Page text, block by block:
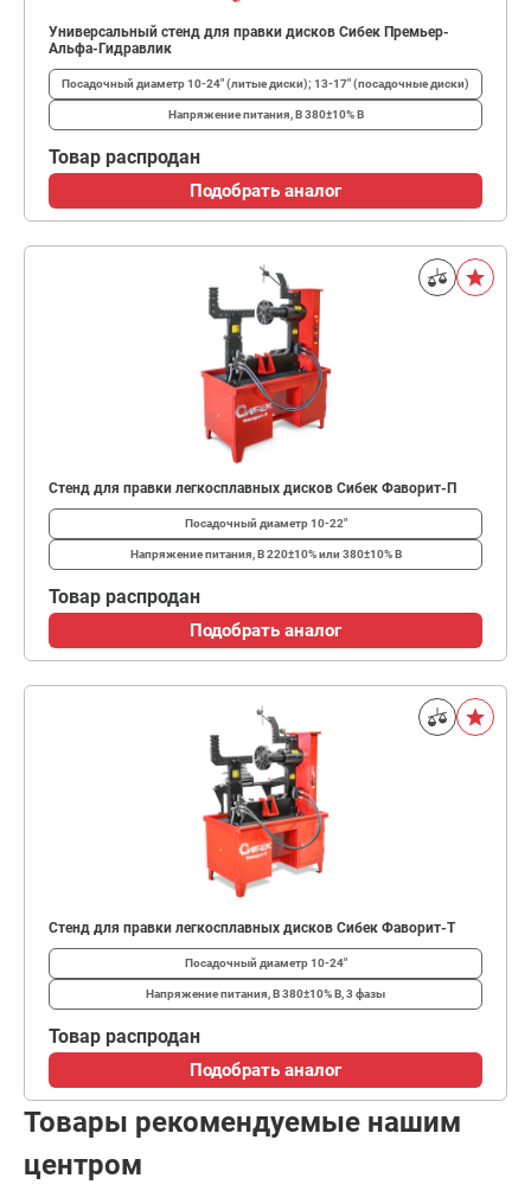
Универсальный стенд для правки дисков Сибек Премьер-
Альфа-Гидравлик
Посадочный диаметр10-24" (литые диски); 13-17" (посадочные диски)
Напряжение питания, В380±10% В
Товар распродан
Подобрать аналог
Стенд для правки легкосплавных дисков Сибек Фаворит-П
Посадочный диаметр10-22"
Напряжение питания, В220±10% или 380±10% В
Товар распродан
Подобрать аналог
Стенд для правки легкосплавных дисков Сибек Фаворит-Т
Посадочный диаметр10-24"
Напряжение питания, В380±10% В, 3 фазы
Товар распродан
Подобрать аналог
Товары рекомендуемые нашим
центром